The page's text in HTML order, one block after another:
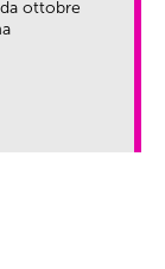
ottobre